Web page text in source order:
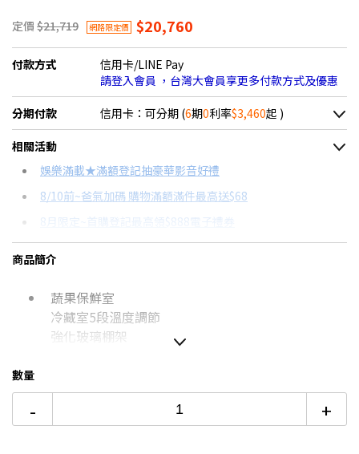
定價 $21,719 網路限定價 $20,760
付款方式
信用卡/LINE Pay
請登入會員 ，台灣大會員享更多付款方式及優惠
分期付款 信用卡：可分期 (6期0利率$3,460起 )
＊實際可分期數、適用利率，請以購物車顯示為主
信用卡分期
分期數
6期 0利率
12期
24期
每期金額 配合銀行/業者
相關活動
娛樂滿載★滿額登記抽豪華影音好禮
8/10前~爸氣加碼 購物滿額滿件最高送$68
8月限定~首購登記最高領$888電子禮券
台灣大哥大Open Possible聯名卡滿額最高回饋25%
電視降到底破盤
商品簡介
蔬果保鮮室
冷藏室5段溫度調節
強化玻璃棚架
價格包含【標準安裝】+【舊機回收】
數量
- +